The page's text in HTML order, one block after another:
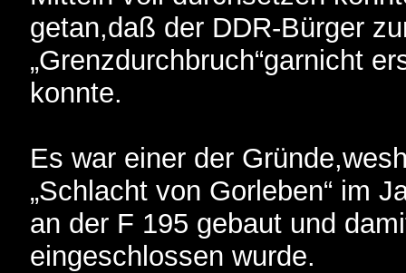
getan,daß der DDR-Bürger
„Grenzdurchbruch“garnicht
konnte.
Es war einer der
„Schlacht von Gorleben“ im
an der F 195 gebaut und
eingeschlossen wurde.